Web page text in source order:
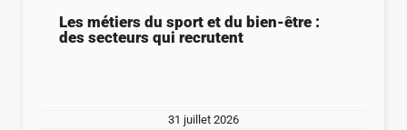
Les métiers du sport et du bien-être :
des secteurs qui recrutent
31 juillet 2026